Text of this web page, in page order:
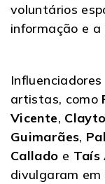
voluntários
informação e
artistas, como
Vicente,
Guimarães,
Callado e Taís
divulgaram em